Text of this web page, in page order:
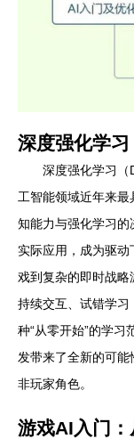
深度强化学
深度强化学习
工智能领域近年来
知能力与强化学习的
实际应用，成为驱
戏到复杂的即时战
持续交互、试错学
种“从零开始”的学
发带来了全新的可
非玩家角色。
游戏AI入门：